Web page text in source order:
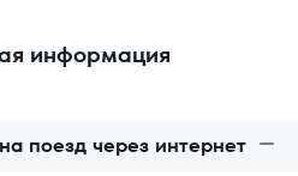
информация
поезд через интернет